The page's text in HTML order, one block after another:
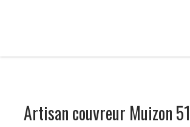
Artisan couvreur Muizon 51